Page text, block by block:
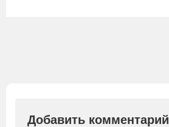
Добавить комментарий